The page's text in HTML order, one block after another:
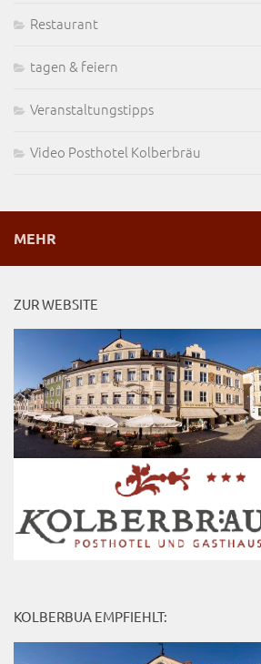
Restaurant
tagen & feiern
Veranstaltungstipps
Video Posthotel Kolberbräu
MEHR
ZUR WEBSITE
KOLBERBUA EMPFIEHLT: